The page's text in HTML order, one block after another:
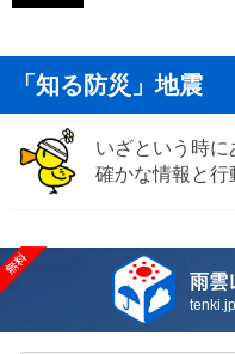
「知る防災」地震
いざという時に
確かな情報と
雨雲